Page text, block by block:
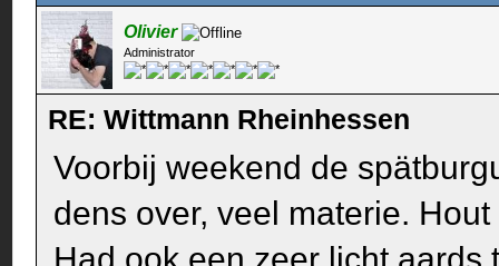
Olivier
Administrator
RE: Wittmann Rheinhessen
Voorbij weekend de
dens over, veel materie.